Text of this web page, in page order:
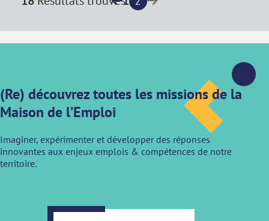
(Re) découvrez toutes les missions de la
Maison de l’Emploi
Imaginer, expérimenter et développer des réponses
innovantes aux enjeux emplois & compétences de notre
territoire.